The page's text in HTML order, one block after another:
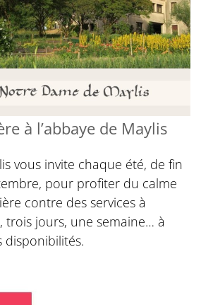
à l’abbaye de Maylis
vous invite chaque été, de fin
pour profiter du calme
contre des services à
trois jours, une semaine… à
disponibilités.